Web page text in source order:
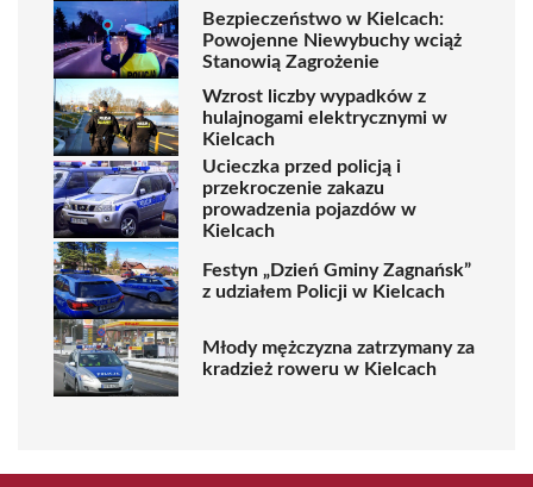
Bezpieczeństwo w Kielcach:
Powojenne Niewybuchy wciąż
Stanowią Zagrożenie
Wzrost liczby wypadków z
hulajnogami elektrycznymi w
Kielcach
Ucieczka przed policją i
przekroczenie zakazu
prowadzenia pojazdów w
Kielcach
Festyn „Dzień Gminy Zagnańsk”
z udziałem Policji w Kielcach
Młody mężczyzna zatrzymany za
kradzież roweru w Kielcach